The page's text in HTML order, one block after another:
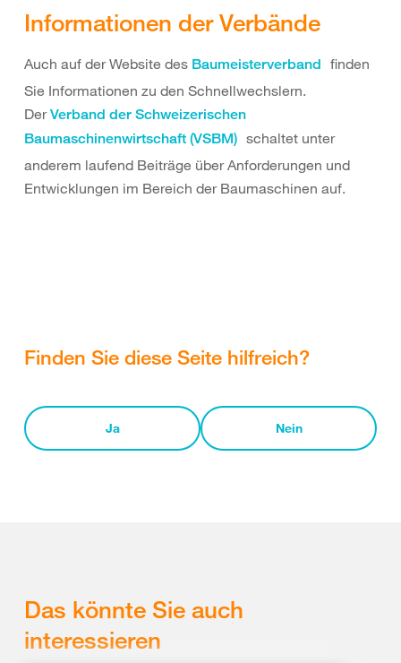
Informationen der Verbände
Auch auf der Website des Baumeisterverband finden
Sie Informationen zu den Schnellwechslern.
DerVerband der Schweizerischen
Baumaschinenwirtschaft (VSBM) schaltet unter
anderem laufend Beiträge über Anforderungen und
Entwicklungen im Bereich der Baumaschinen auf.
Finden Sie diese Seite hilfreich?
Ja Nein
Das könnte Sie auch
interessieren